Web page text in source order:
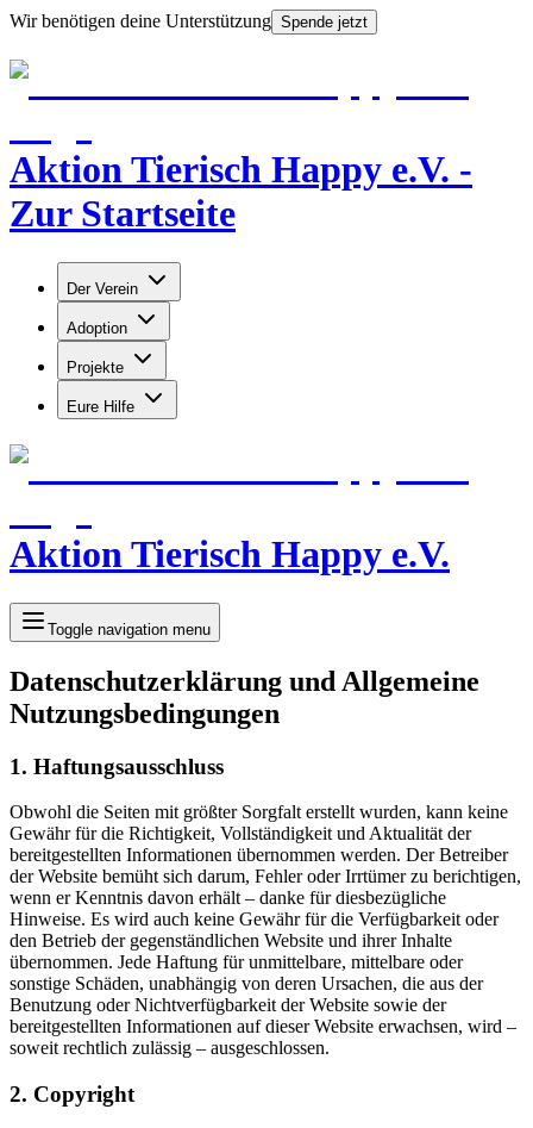
Wir benötigen deine Unterstützung Spende jetzt
Aktion Tierisch Happy e.V. -
Zur Startseite
Der Verein
Adoption
Projekte
Eure Hilfe
Aktion Tierisch Happy e.V.
Toggle navigation menu
Datenschutzerklärung und Allgemeine
Nutzungsbedingungen
1. Haftungsausschluss
Obwohl die Seiten mit größter Sorgfalt erstellt wurden, kann keine
Gewähr für die Richtigkeit, Vollständigkeit und Aktualität der
bereitgestellten Informationen übernommen werden. Der Betreiber
der Website bemüht sich darum, Fehler oder Irrtümer zu berichtigen,
wenn er Kenntnis davon erhält – danke für diesbezügliche
Hinweise. Es wird auch keine Gewähr für die Verfügbarkeit oder
den Betrieb der gegenständlichen Website und ihrer Inhalte
übernommen. Jede Haftung für unmittelbare, mittelbare oder
sonstige Schäden, unabhängig von deren Ursachen, die aus der
Benutzung oder Nichtverfügbarkeit der Website sowie der
bereitgestellten Informationen auf dieser Website erwachsen, wird –
soweit rechtlich zulässig – ausgeschlossen.
2. Copyright